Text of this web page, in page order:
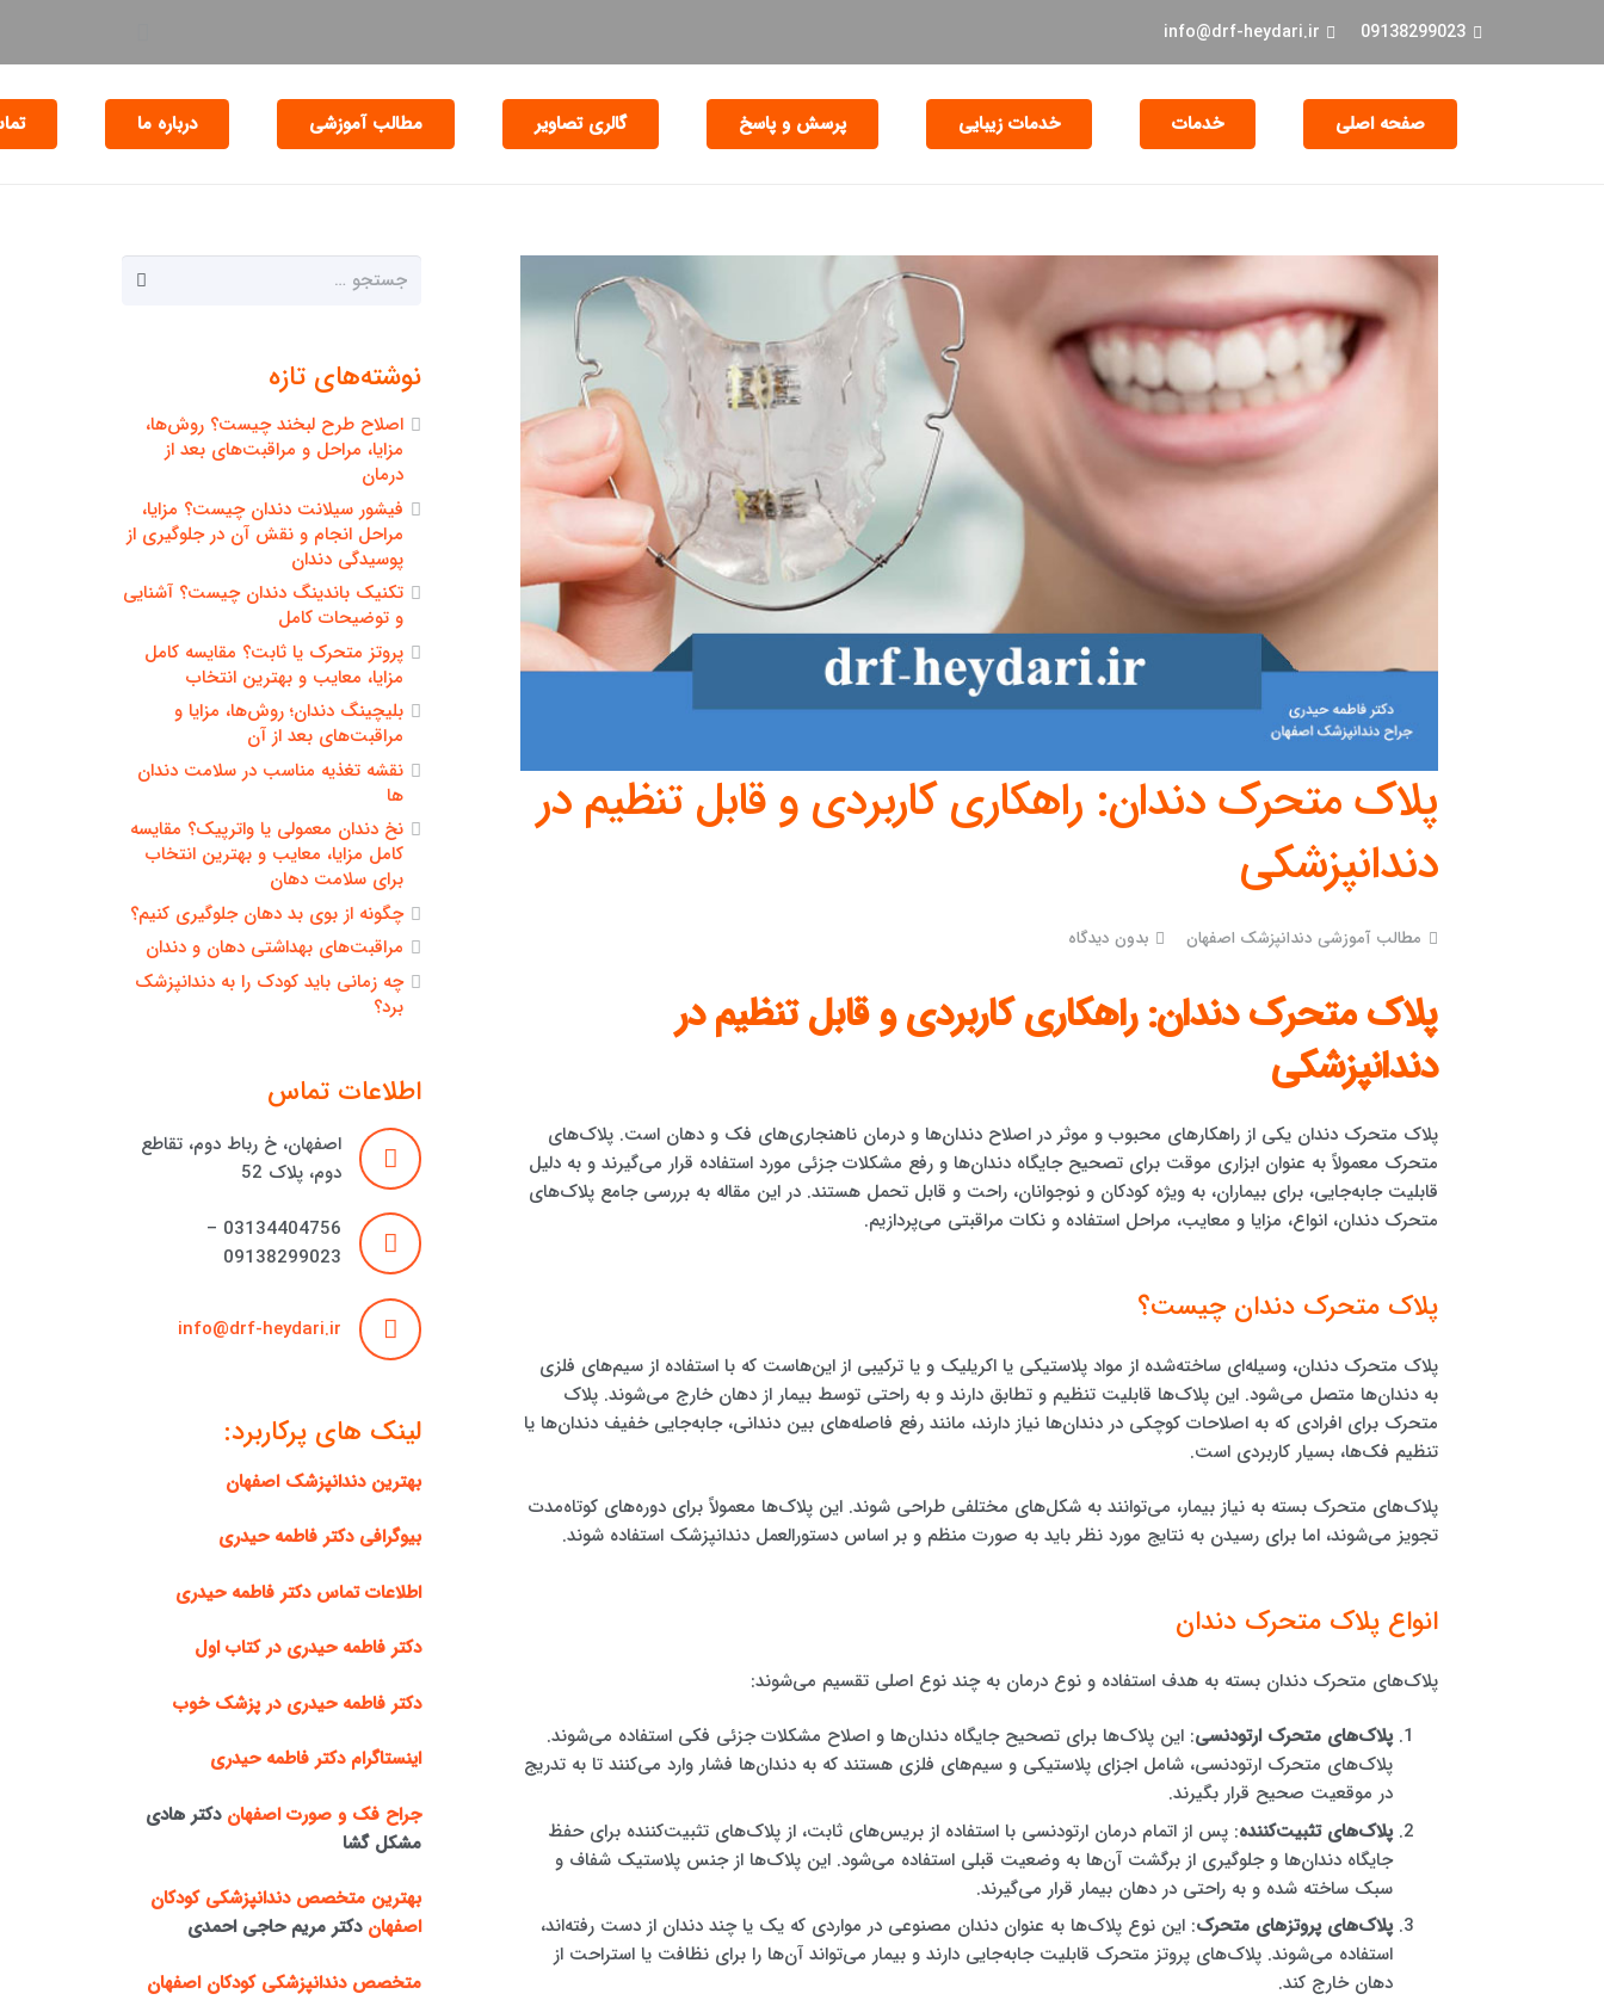
09138299023
info@drf-heydari.ir
صفحه اصلی خدمات خدمات زیبایی پرسش و پاسخ گالری تصاویر مطالب آموزشی درباره ما
پلاک متحرک دندان: راهکاری کاربردی و قابل تنظیم در
دندانپزشکی
مطالب آموزشی دندانپزشک اصفهان بدون دیدگاه
پلاک متحرک دندان: راهکاری کاربردی و قابل تنظیم در
دندانپزشکی
پلاک متحرک دندان یکی از راهکارهای محبوب و موثر در اصلاح دندان‌ها و درمان ناهنجاری‌های فک و دهان است. پلاک‌های
متحرک معمولاً به عنوان ابزاری موقت برای تصحیح جایگاه دندان‌ها و رفع مشکلات جزئی مورد استفاده قرار می‌گیرند و به دلیل
قابلیت جابه‌جایی، برای بیماران، به ویژه کودکان و نوجوانان، راحت و قابل تحمل هستند. در این مقاله به بررسی جامع پلاک‌های
متحرک دندان، انواع، مزایا و معایب، مراحل استفاده و نکات مراقبتی می‌پردازیم.
پلاک متحرک دندان چیست؟
پلاک متحرک دندان، وسیله‌ای ساخته‌شده از مواد پلاستیکی یا اکریلیک و یا ترکیبی از این‌هاست که با استفاده از سیم‌های فلزی
به دندان‌ها متصل می‌شود. این پلاک‌ها قابلیت تنظیم و تطابق دارند و به راحتی توسط بیمار از دهان خارج می‌شوند. پلاک
متحرک برای افرادی که به اصلاحات کوچکی در دندان‌ها نیاز دارند، مانند رفع فاصله‌های بین دندانی، جابه‌جایی خفیف دندان‌ها یا
تنظیم فک‌ها، بسیار کاربردی است.
پلاک‌های متحرک بسته به نیاز بیمار، می‌توانند به شکل‌های مختلفی طراحی شوند. این پلاک‌ها معمولاً برای دوره‌های کوتاه‌مدت
تجویز می‌شوند، اما برای رسیدن به نتایج مورد نظر باید به صورت منظم و بر اساس دستورالعمل دندانپزشک استفاده شوند.
انواع پلاک متحرک دندان
پلاک‌های متحرک دندان بسته به هدف استفاده و نوع درمان به چند نوع اصلی تقسیم می‌شوند:
پلاک‌های متحرک ارتودنسی: این پلاک‌ها برای تصحیح جایگاه دندان‌ها و اصلاح مشکلات جزئی فکی استفاده می‌شوند.
پلاک‌های متحرک ارتودنسی، شامل اجزای پلاستیکی و سیم‌های فلزی هستند که به دندان‌ها فشار وارد می‌کنند تا به تدریج
در موقعیت صحیح قرار بگیرند.
پلاک‌های تثبیت‌کننده: پس از اتمام درمان ارتودنسی با استفاده از بریس‌های ثابت، از پلاک‌های تثبیت‌کننده برای حفظ
جایگاه دندان‌ها و جلوگیری از برگشت آن‌ها به وضعیت قبلی استفاده می‌شود. این پلاک‌ها از جنس پلاستیک شفاف و
سبک ساخته شده و به راحتی در دهان بیمار قرار می‌گیرند.
پلاک‌های پروتزهای متحرک: این نوع پلاک‌ها به عنوان دندان مصنوعی در مواردی که یک یا چند دندان از دست رفته‌اند،
استفاده می‌شوند. پلاک‌های پروتز متحرک قابلیت جابه‌جایی دارند و بیمار می‌تواند آن‌ها را برای نظافت یا استراحت از
دهان خارج کند.
جستجو
برای:
نوشته‌های تازه
اصلاح طرح لبخند چیست؟ روش‌ها،
مزایا، مراحل و مراقبت‌های بعد از
درمان
فیشور سیلانت دندان چیست؟ مزایا،
مراحل انجام و نقش آن در جلوگیری از
پوسیدگی دندان
تکنیک باندینگ دندان چیست؟ آشنایی
و توضیحات کامل
پروتز متحرک یا ثابت؟ مقایسه کامل
مزایا، معایب و بهترین انتخاب
بلیچینگ دندان؛ روش‌ها، مزایا و
مراقبت‌های بعد از آن
نقشه تغذیه مناسب در سلامت دندان
ها
نخ دندان معمولی یا واترپیک؟ مقایسه
کامل مزایا، معایب و بهترین انتخاب
برای سلامت دهان
چگونه از بوی بد دهان جلوگیری کنیم؟
مراقبت‌های بهداشتی دهان و دندان
چه زمانی باید کودک را به دندانپزشک
برد؟
اطلاعات تماس
اصفهان، خ رباط دوم، تقاطع
دوم، پلاک 52
03134404756 –
09138299023
info@drf-heydari.ir
لینک های پرکاربرد:
بهترین دندانپزشک اصفهان
بیوگرافی دکتر فاطمه حیدری
اطلاعات تماس دکتر فاطمه حیدری
دکتر فاطمه حیدری در کتاب اول
دکتر فاطمه حیدری در پزشک خوب
اینستاگرام دکتر فاطمه حیدری
جراح فک و صورت اصفهان دکتر هادی
مشکل گشا
بهترین متخصص دندانپزشکی کودکان
اصفهان دکتر مریم حاجی احمدی
متخصص دندانپزشکی کودکان اصفهان